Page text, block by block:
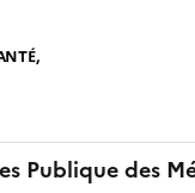
Publique des